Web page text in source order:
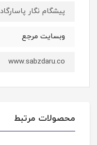
پیشگام نگار پاسارگاد
وبسایت مرجع
www.sabzdaru.co
محصولات مرتبط